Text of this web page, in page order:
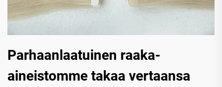
Parhaanlaatuinen raaka-
aineistomme takaa vertaansa